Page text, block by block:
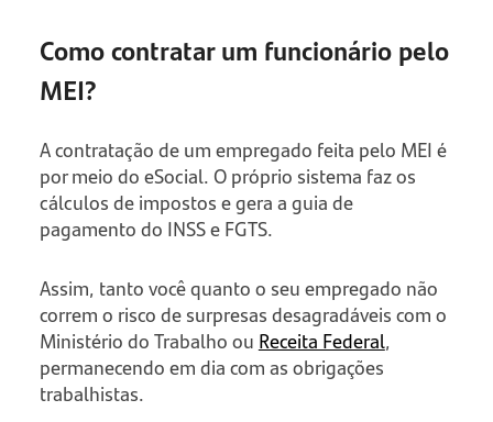
Como contratar um funcionário pelo
MEI?
A contratação de um empregado feita pelo MEI é
por meio do eSocial. O próprio sistema faz os
cálculos de impostos e gera a guia de
pagamento do INSS e FGTS.
Assim, tanto você quanto o seu empregado não
correm o risco de surpresas desagradáveis com o
Ministério do Trabalho ou Receita Federal,
permanecendo em dia com as obrigações
trabalhistas.